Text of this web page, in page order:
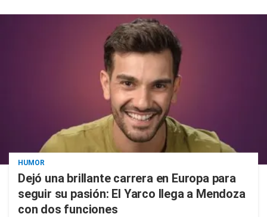
HUMOR
Dejó una brillante carrera en Europa para
seguir su pasión: El Yarco llega a Mendoza
con dos funciones